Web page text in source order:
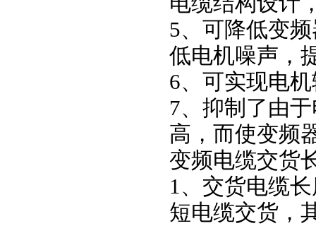
5、可降低变
低电机噪声，
6、可实现电
7、抑制了由
高，而使变频
变频电缆交货
1、交货电缆
短电缆交货，